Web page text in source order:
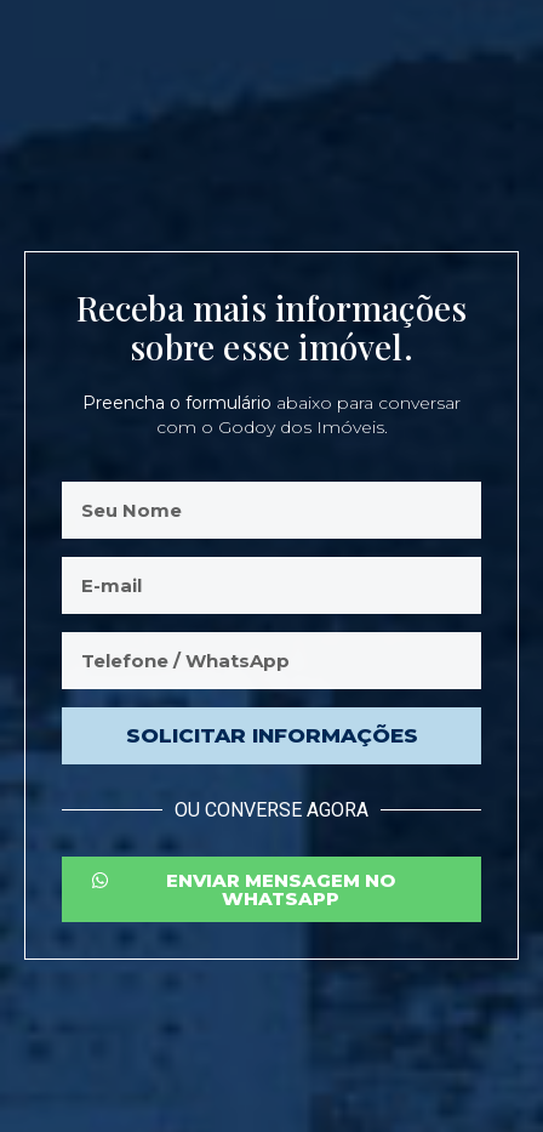
Receba mais informações
sobre esse imóvel.
Preencha o formulário abaixo para conversar
com o Godoy dos Imóveis.
SOLICITAR INFORMAÇÕES
OU CONVERSE AGORA
ENVIAR MENSAGEM NO
WHATSAPP